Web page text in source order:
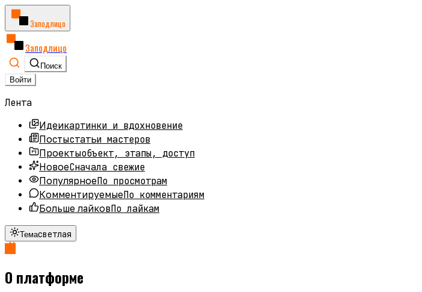
Заподлицо
Заподлицо
Поиск
Войти
Лента
Идеикартинки и вдохновение
Постыстатьи мастеров
Проектыобъект, этапы, доступ
НовоеСначала свежие
ПопулярноеПо просмотрам
КомментируемыеПо комментариям
Больше лайковПо лайкам
Темасветлая
О платформе